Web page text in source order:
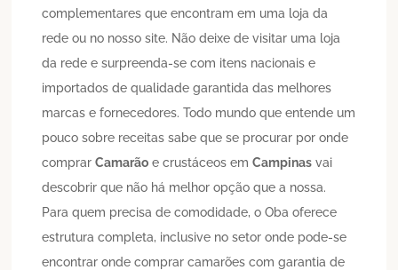
complementares que encontram em uma loja da
rede ou no nosso site. Não deixe de visitar uma loja
da rede e surpreenda-se com itens nacionais e
importados de qualidade garantida das melhores
marcas e fornecedores. Todo mundo que entende um
pouco sobre receitas sabe que se procurar por onde
comprarCamarão e crustáceos emCampinas vai
descobrir que não há melhor opção que a nossa.
Para quem precisa de comodidade, o Oba oferece
estrutura completa, inclusive no setor onde pode-se
encontrar onde comprar camarões com garantia de